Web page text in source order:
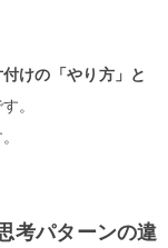
けの「やり方」と
。
考パターンの違